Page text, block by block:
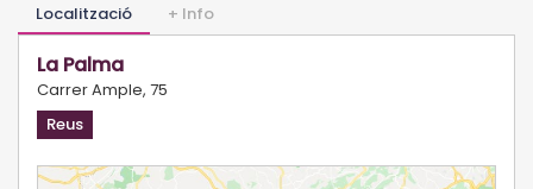
Localització + Info
La Palma
Carrer Ample, 75
Reus